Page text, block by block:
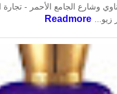
وشارع الجامع الأحمر - تجارة
زيو... Readmore